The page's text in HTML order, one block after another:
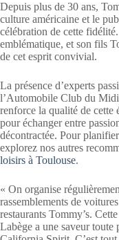
Depuis plus de 30 ans,
culture américaine et le
célébration de cette
emblématique, et son fils
de cet esprit convivial.
La présence d’experts
l’Automobile Club du
renforce la qualité de cette
pour échanger entre
décontractée. Pour
explorez nos autres
loisirs à Toulouse.
« On organise
rassemblements de
restaurants Tommy’s.
Labège a une saveur toute